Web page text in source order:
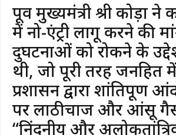
पूर्व मुख्यमंत्री श्री कोड़ा ने
में नो-एंट्री लागू करने की
दुर्घटनाओं को रोकने के
थी, जो पूरी तरह जनहित
प्रशासन द्वारा शांतिपूर्ण
पर लाठीचार्ज और आंसू
“निंदनीय और